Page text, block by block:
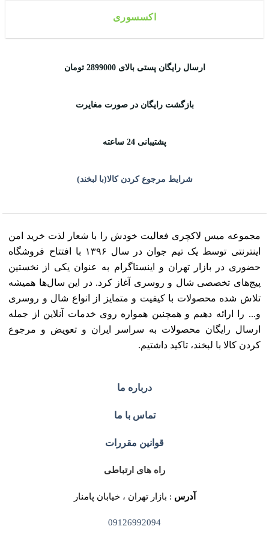
اکسسوری
ارسال رایگان پستی بالای 2899000 تومان
بازگشت رایگان در صورت مغایرت
پشتیبانی 24 ساعته
شرایط مرجوع کردن کالا(با لبخند)
مجموعه میس لاکچری فعالیت خودش را با شعار لذت خرید امن
اینترنتی توسط یک تیم جوان در سال ۱۳۹۶ با افتتاح فروشگاه
حضوری در بازار تهران و اینستاگرام به عنوان یکی از نخستین
پیج‌های تخصصی شال و روسری آغاز کرد. در این سال‌ها همیشه
تلاش شده محصولات با کیفیت و متمایز از انواع شال و روسری
و... را ارائه دهیم و همچنین همواره روی خدمات آنلاین از جمله
ارسال رایگان محصولات به سراسر ایران و تعویض و مرجوع
کردن کالا با لبخند، تاکید داشتیم.
درباره ما
تماس با ما
قوانین مقررات
راه های ارتباطی
آدرس : بازار تهران ، خیابان پامنار
09126992094